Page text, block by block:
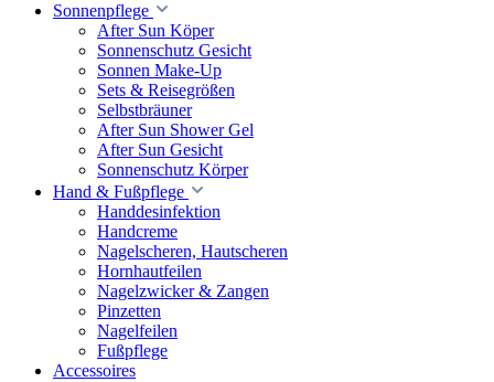
Sonnenpflege
After Sun Köper
Sonnenschutz Gesicht
Sonnen Make-Up
Sets & Reisegrößen
Selbstbräuner
After Sun Shower Gel
After Sun Gesicht
Sonnenschutz Körper
Hand & Fußpflege
Handdesinfektion
Handcreme
Nagelscheren, Hautscheren
Hornhautfeilen
Nagelzwicker & Zangen
Pinzetten
Nagelfeilen
Fußpflege
Accessoires